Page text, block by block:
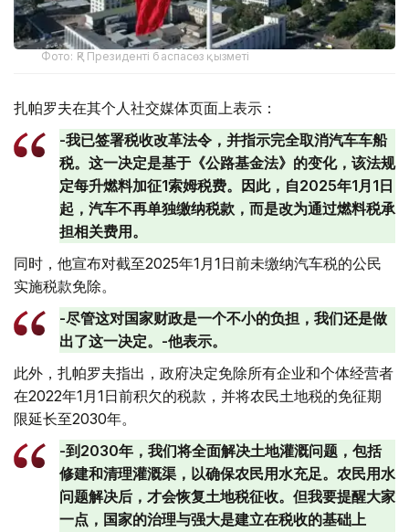
Фото: ҚР Президенті баспасөз қызметі
扎帕罗夫在其个人社交媒体页面上表示：
-我已签署税收改革法令，并指示完全取消汽车车船
税。这一决定是基于《公路基金法》的变化，该法规
定每升燃料加征1索姆税费。因此，自2025年1月1日
起，汽车不再单独缴纳税款，而是改为通过燃料税承
担相关费用。
同时，他宣布对截至2025年1月1日前未缴纳汽车税的公民
实施税款免除。
-尽管这对国家财政是一个不小的负担，我们还是做
出了这一决定。-他表示。
此外，扎帕罗夫指出，政府决定免除所有企业和个体经营者
在2022年1月1日前积欠的税款，并将农民土地税的免征期
限延长至2030年。
-到2030年，我们将全面解决土地灌溉问题，包括
修建和清理灌溉渠，以确保农民用水充足。农民用水
问题解决后，才会恢复土地税征收。但我要提醒大家
一点，国家的治理与强大是建立在税收的基础上